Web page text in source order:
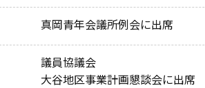
真岡青年会議所例会に出席
議員協議会
大谷地区事業計画懇談会に出席